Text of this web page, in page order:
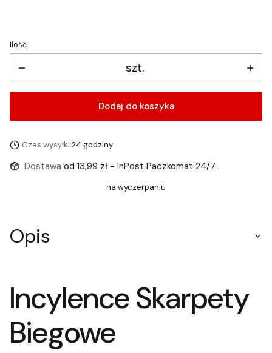
Ilość
szt.
Dodaj do koszyka
Czas wysyłki:24 godziny
Dostawa od 13,99 zł - InPost Paczkomat 24/7
na wyczerpaniu
Opis
Incylence Skarpety
Biegowe